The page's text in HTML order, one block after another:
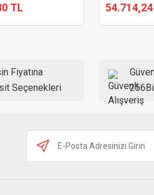
TL
Fiyatına
Seçenekleri